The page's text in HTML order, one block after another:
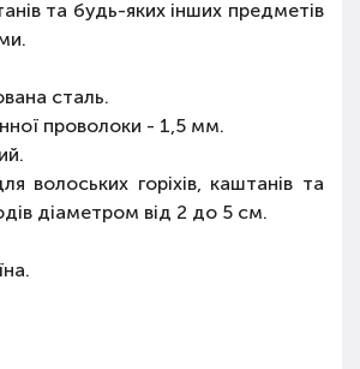
та будь-яких інших предметів
сталь.
проволоки - 1,5 мм.
волоських горіхів, каштанів та
діаметром від 2 до 5 см.